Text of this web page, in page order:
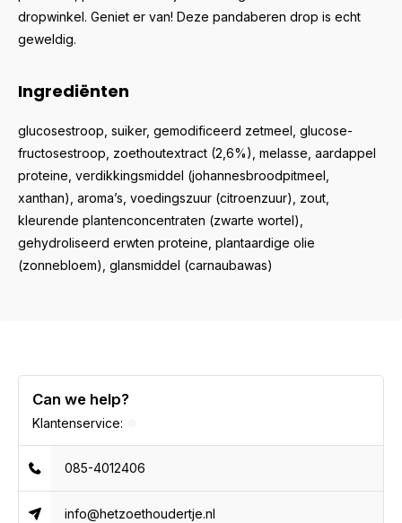
dropwinkel. Geniet er van! Deze pandaberen drop is echt
geweldig.
Ingrediënten
glucosestroop, suiker, gemodificeerd zetmeel, glucose-
fructosestroop, zoethoutextract (2,6%), melasse, aardappel
proteine, verdikkingsmiddel (johannesbroodpitmeel,
xanthan), aroma’s, voedingszuur (citroenzuur), zout,
kleurende plantenconcentraten (zwarte wortel),
gehydroliseerd erwten proteine, plantaardige olie
(zonnebloem), glansmiddel (carnaubawas)
Can we help?
Klantenservice:
085-4012406
info@hetzoethoudertje.nl